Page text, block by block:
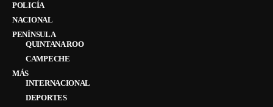
POLICÍA
NACIONAL
PENÍNSULA
QUINTANA ROO
CAMPECHE
MÁS
INTERNACIONAL
DEPORTES